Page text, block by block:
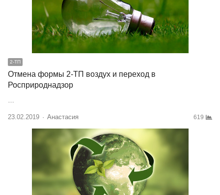
2-ТП
Отмена формы 2-ТП воздух и переход в
Росприроднадзор
…
23.02.2019 Author
Анастасия 619